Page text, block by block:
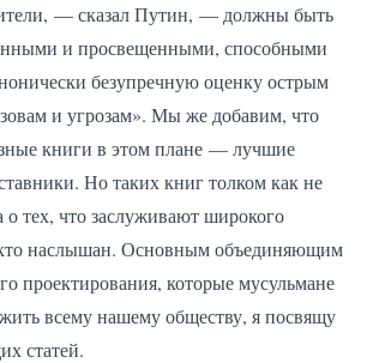
— сказал Путин, — должны быть
и просвещенными, способными
безупречную оценку острым
и угрозам». Мы же добавим, что
книги в этом плане — лучшие
Но таких книг толком как не
о тех, что заслуживают широкого
наслышан. Основным объединяющим
проектирования, которые мусульмане
всему нашему обществу, я посвящу
статей.